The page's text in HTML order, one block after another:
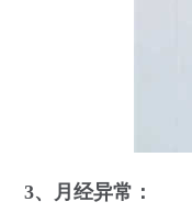
3、月经异常：